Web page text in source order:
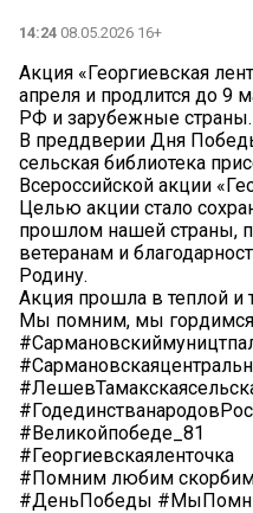
14:24 08.05.2026 16+
Акция «Георгиевская
апреля и продлится до 9
РФ и зарубежные страны.
В преддверии Дня
сельская библиотека
Всероссийской акции
Целью акции стало
прошлом нашей страны,
ветеранам и
Родину.
Акция прошла в теплой и
Мы помним, мы
#Великойпобеде_81
#Георгиевскаяленточка
#Помним любим
#ДеньПобеды